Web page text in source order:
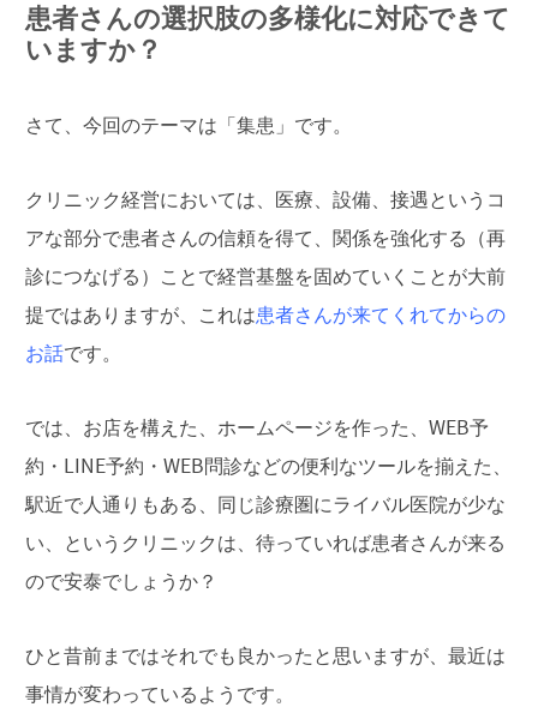
患者さんの選択肢の多様化に対応できて
いますか？
さて、今回のテーマは「集患」です。
クリニック経営においては、医療、設備、接遇というコ
アな部分で患者さんの信頼を得て、関係を強化する（再
診につなげる）ことで経営基盤を固めていくことが大前
提ではありますが、これは患者さんが来てくれてからの
お話です。
では、お店を構えた、ホームページを作った、WEB予
約・LINE予約・WEB問診などの便利なツールを揃えた、
駅近で人通りもある、同じ診療圏にライバル医院が少な
い、というクリニックは、待っていれば患者さんが来る
ので安泰でしょうか？
ひと昔前まではそれでも良かったと思いますが、最近は
事情が変わっているようです。